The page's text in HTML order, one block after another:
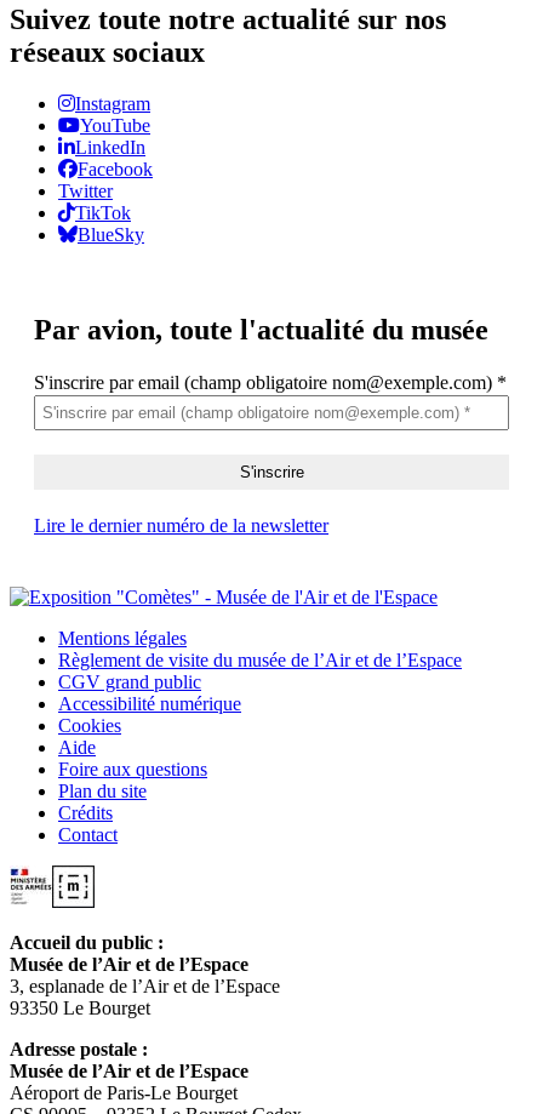
Suivez toute notre actualité sur nos
réseaux sociaux
Instagram
YouTube
LinkedIn
Facebook
Twitter
TikTok
BlueSky
Par avion, toute l'actualité du musée
S'inscrire par email (champ obligatoire nom@exemple.com) *
Lire le dernier numéro de la newsletter
Mentions légales
Règlement de visite du musée de l’Air et de l’Espace
CGV grand public
Accessibilité numérique
Cookies
Aide
Foire aux questions
Plan du site
Crédits
Contact
Accueil du public :
Musée de l’Air et de l’Espace
3, esplanade de l’Air et de l’Espace
93350 Le Bourget
Adresse postale :
Musée de l’Air et de l’Espace
Aéroport de Paris-Le Bourget